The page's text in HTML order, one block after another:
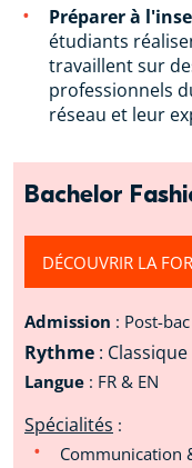
Préparer à
étudiants
travaillent sur
professionnels
réseau et leur
Bachelor
DÉCOUVRIR LA
Admission : Post-bac
Rythme :
Langue : FR & EN
Spécialités :
Communication